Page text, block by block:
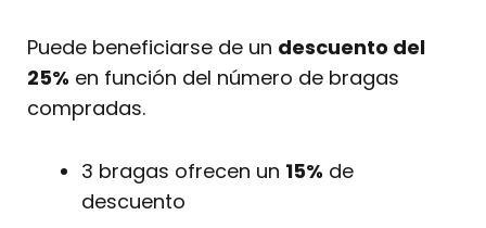
Puede beneficiarse de un descuento del
25% en función del número de bragas
compradas.
3 bragas ofrecen un 15% de
descuento